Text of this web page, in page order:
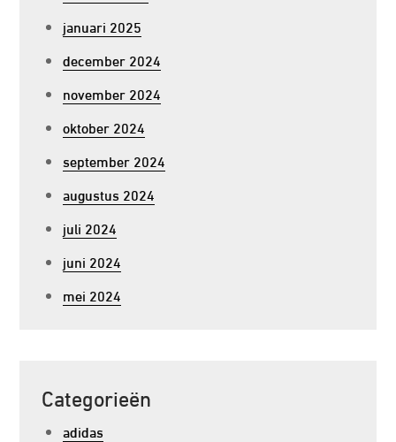
januari 2025
december 2024
november 2024
oktober 2024
september 2024
augustus 2024
juli 2024
juni 2024
mei 2024
Categorieën
adidas